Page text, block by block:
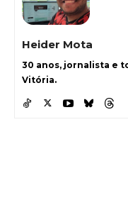
Heider Mota
30 anos, jornalista e
Vitória.